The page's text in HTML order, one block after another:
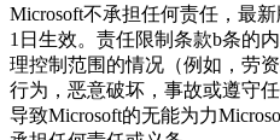
Microsoft不承担任何责任，最
1日生效。责任限制条款b条的
理控制范围的情况（例如，劳
行为，恶意破坏，事故或遵守
导致Microsoft的无能为力